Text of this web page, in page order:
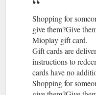
Shopping for
give them?Give
Mioplay gift card.
Gift cards are
instructions to
cards have no
Shopping for